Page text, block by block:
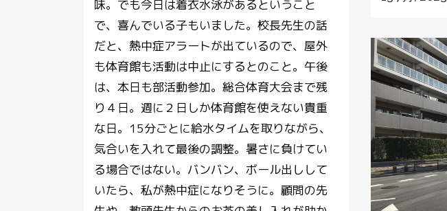
味。でも今日は着衣水泳があるということ
で、喜んでいる子もいました。校長先生の話
だと、熱中症アラートが出ているので、屋外
も体育館も活動は中止にするとのこと。午後
は、本日も部活動参加。総合体育大会まで残
り４日。週に２日しか体育館を使えない貴重
な日。15分ごとに給水タイムを取りながら、
気合いを入れて最後の調整。暑さに負けてい
る場合ではない。バンバン、ボール出しして
いたら、私が熱中症になりそうに。顧問の先